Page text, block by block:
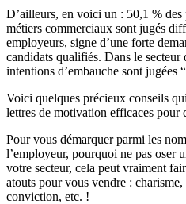
D’ailleurs, en voici un : 50,1 % des
métiers commerciaux sont jugés
employeurs, signe d’une forte
candidats qualifiés. Dans le secteur
intentions d’embauche sont
Voici quelques précieux conseils
lettres de motivation efficaces pour
Pour vous démarquer parmi les
l’employeur, pourquoi ne pas oser
votre secteur, cela peut vraiment
atouts pour vous vendre :
conviction, etc. !